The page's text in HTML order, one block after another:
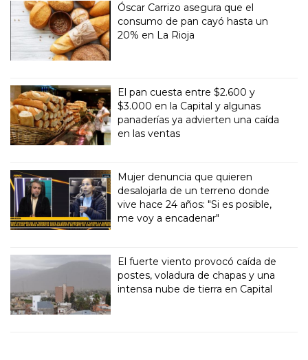
Óscar Carrizo asegura que el
consumo de pan cayó hasta un
20% en La Rioja
El pan cuesta entre $2.600 y
$3.000 en la Capital y algunas
panaderías ya advierten una caída
en las ventas
Mujer denuncia que quieren
desalojarla de un terreno donde
vive hace 24 años: "Si es posible,
me voy a encadenar"
El fuerte viento provocó caída de
postes, voladura de chapas y una
intensa nube de tierra en Capital